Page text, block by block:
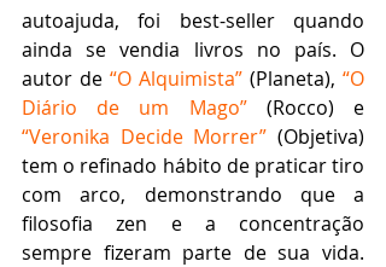
autoajuda, foi best-seller quando
ainda se vendia livros no país. O
autor de “O Alquimista” (Planeta), “O
Diário de um Mago”
“Veronika Decide Morrer” (Objetiva)
tem o refinado hábito de praticar tiro
com arco, demonstrando que a
filosofia zen e a concentração
sempre fizeram parte de sua vida.